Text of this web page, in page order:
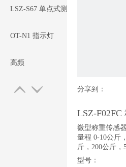
们
LSZ-S67 单点式测力传感器
OT-N1 指示灯
高频
分享到：
LSZ-F02FC
微型称重传感器
量程 0-10公斤
斤，200公斤，
型号：